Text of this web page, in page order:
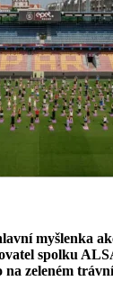
myšlenka
spolku
na zeleném